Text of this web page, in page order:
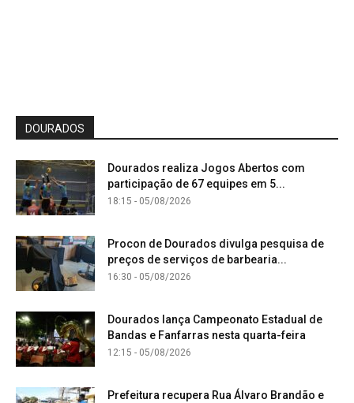
DOURADOS
Dourados realiza Jogos Abertos com
participação de 67 equipes em 5...
18:15 - 05/08/2026
Procon de Dourados divulga pesquisa de
preços de serviços de barbearia...
16:30 - 05/08/2026
Dourados lança Campeonato Estadual de
Bandas e Fanfarras nesta quarta-feira
12:15 - 05/08/2026
Prefeitura recupera Rua Álvaro Brandão e